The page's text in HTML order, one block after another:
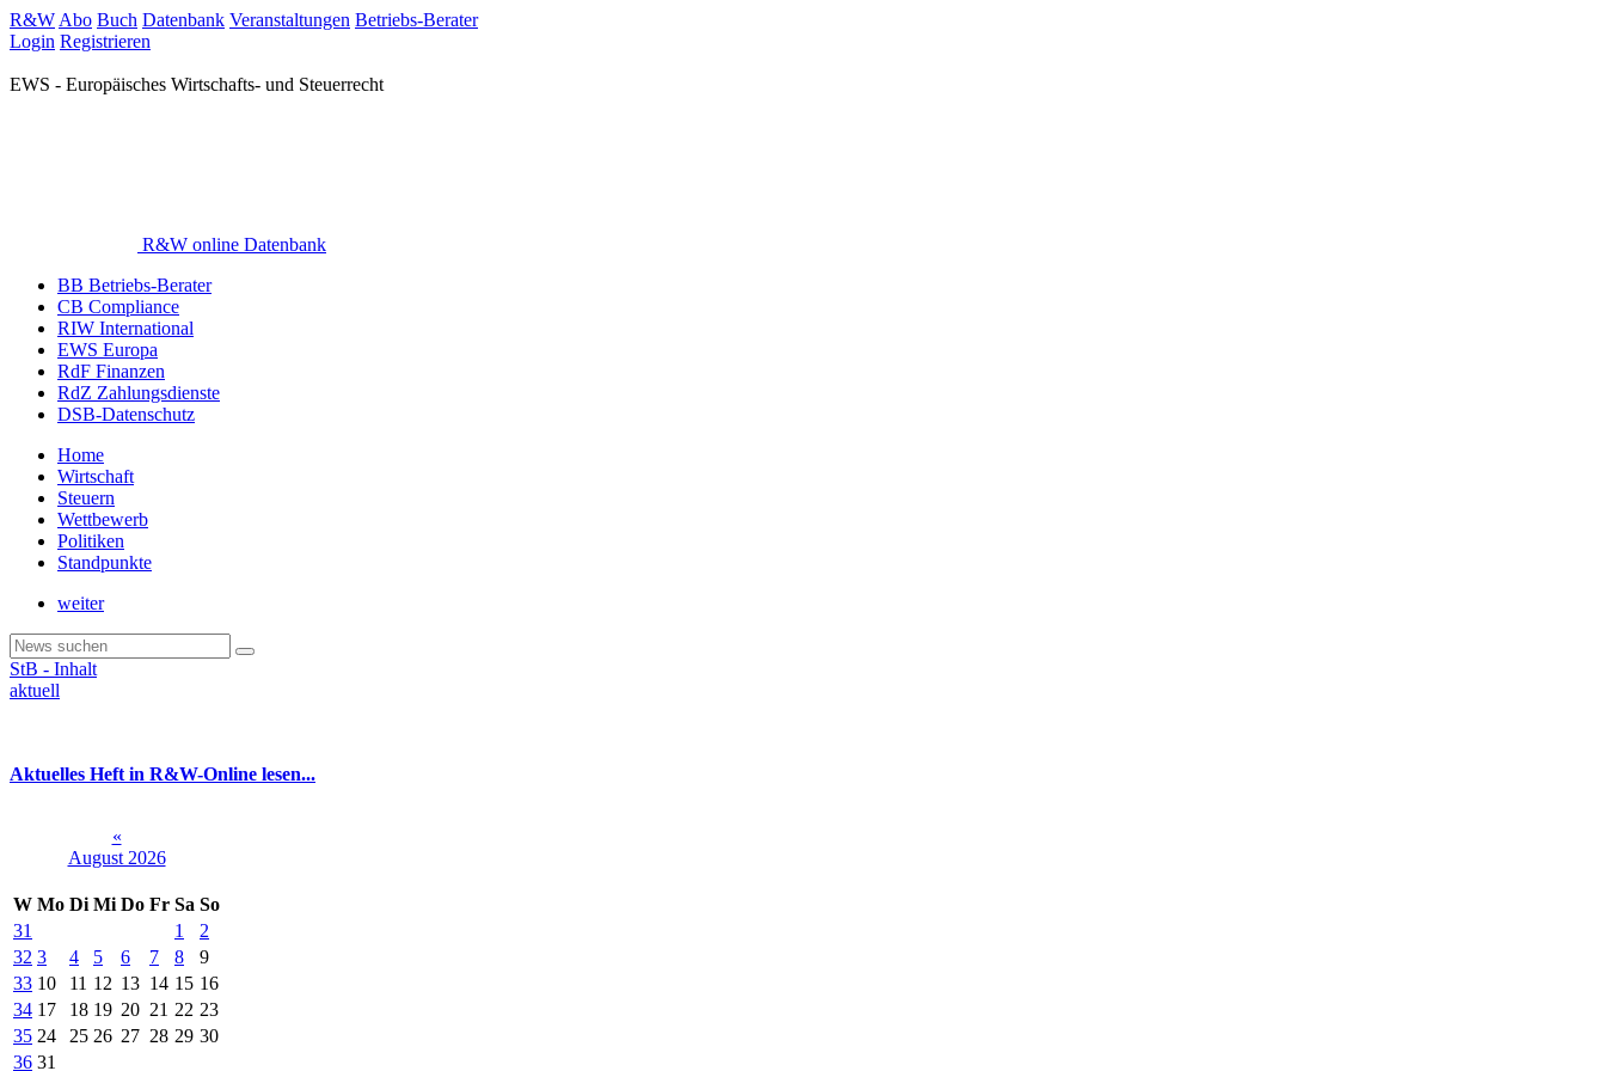
R&W Abo Buch Datenbank Veranstaltungen Betriebs-Berater
Login Registrieren
EWS - Europäisches Wirtschafts- und Steuerrecht
R&W online Datenbank
BB Betriebs-Berater
CB Compliance
RIW International
EWS Europa
RdF Finanzen
RdZ Zahlungsdienste
DSB-Datenschutz
Home
Wirtschaft
Steuern
Wettbewerb
Politiken
Standpunkte
weiter
StB - Inhalt
aktuell
Aktuelles Heft in R&W-Online lesen...
«
August 2026
W Mo Di Mi Do Fr Sa So
31
1
2
32 3 4 5 6 7 8
9
33 10 11 12 13 14 15 16
34 17 18 19 20 21 22 23
35 24 25 26 27 28 29 30
36 31